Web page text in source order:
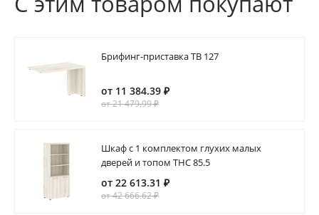
Брифинг-приставка TB 127
от 11 384.39 ₽
от 21 479.99 ₽
Шкаф с 1 комплектом глухих малых
дверей и топом THC 85.5
от 22 613.31 ₽
от 42 666.62 ₽